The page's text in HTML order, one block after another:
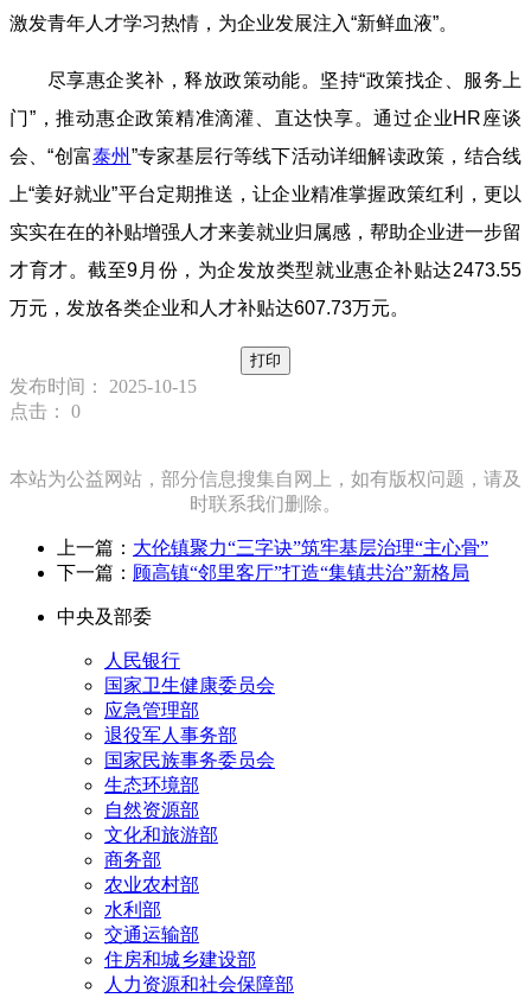
激发青年人才学习热情，为企业发展注入“新鲜血液”。
尽享惠企奖补，释放政策动能。坚持“政策找企、服务上
门”，推动惠企政策精准滴灌、直达快享。通过企业HR座谈
会、“创富泰州 ”专家基层行等线下活动详细解读政策，结合线
上“姜好就业”平台定期推送，让企业精准掌握政策红利，更以
实实在在的补贴增强人才来姜就业归属感，帮助企业进一步留
才育才。截至9月份，为企发放类型就业惠企补贴达2473.55
万元，发放各类企业和人才补贴达607.73万元。
打印
发布时间： 2025-10-15
点击： 0
本站为公益网站，部分信息搜集自网上，如有版权问题，请及
时联系我们删除。
上一篇： 大伦镇聚力“三字诀”筑牢基层治理“主心骨”
下一篇： 顾高镇“邻里客厅”打造“集镇共治”新格局
中央及部委
人民银行
国家卫生健康委员会
应急管理部
退役军人事务部
国家民族事务委员会
生态环境部
自然资源部
文化和旅游部
商务部
农业农村部
水利部
交通运输部
住房和城乡建设部
人力资源和社会保障部